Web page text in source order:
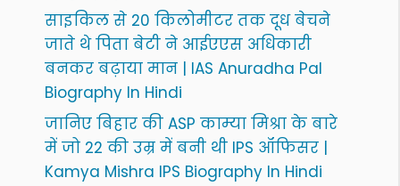
साइकिल से 20 किलोमीटर तक दूध बेचने
जाते थे पिता बेटी ने आईएएस अधिकारी
बनकर बढ़ाया मान | IAS Anuradha Pal
Biography In Hindi
जानिए बिहार की ASP काम्या मिश्रा के बारे
में जो 22 की उम्र में बनी थी IPS ऑफिसर |
Kamya Mishra IPS Biography In Hindi